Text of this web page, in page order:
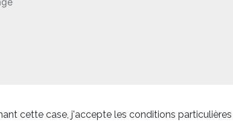
cette case, j'accepte les conditions